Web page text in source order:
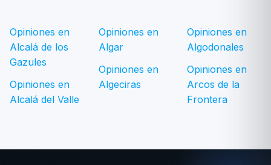
Opiniones en
Alcalá de los
Gazules
Opiniones en
Alcalá del Valle
Opiniones en
Algar
Opiniones en
Algeciras
Opiniones en
Algodonales
Opiniones en
Arcos de la
Frontera